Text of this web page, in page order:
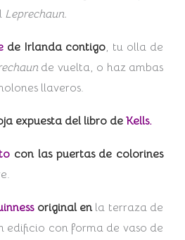
Leprechaun.
de Irlanda contigo, tu olla de
de vuelta, o haz ambas
llaveros.
expuesta del libro de Kells.
con las puertas de colorines
original enla terraza de
edificio con forma de vaso de